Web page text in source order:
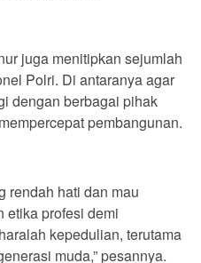
juga menitipkan sejumlah
Polri. Di antaranya agar
dengan berbagai pihak
pembangunan.
rendah hati dan mau
etika profesi demi
kepedulian, terutama
muda,” pesannya.